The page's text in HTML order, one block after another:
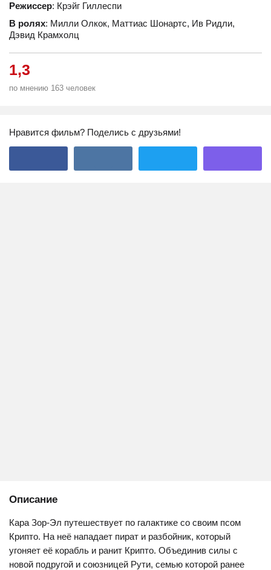
Режиссер: Крэйг Гиллеспи
В ролях: Милли Олкок, Маттиас Шонартс, Ив Ридли,
Дэвид Крамхолц
1,3
по мнению 163 человек
Нравится фильм? Поделись с друзьями!
Описание
Кара Зор-Эл путешествует по галактике со своим псом
Крипто. На неё нападает пират и разбойник, который
угоняет её корабль и ранит Крипто. Объединив силы с
новой подругой и союзницей Рути, семью которой ранее